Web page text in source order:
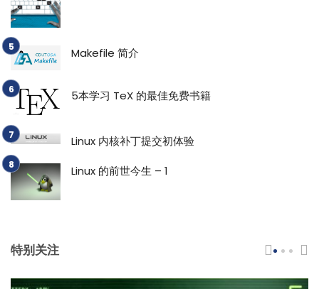
Makefile 简介
5本学习 TeX 的最佳免费书籍
Linux 内核补丁提交初体验
Linux 的前世今生 – 1
特别关注